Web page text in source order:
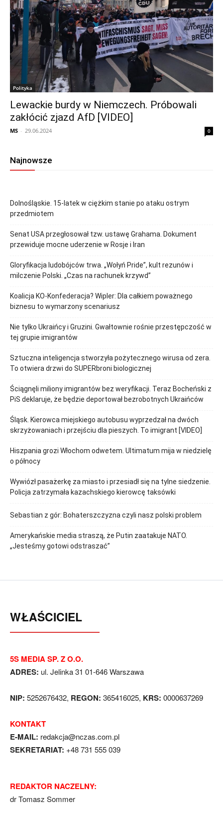
Polityka
Lewackie burdy w Niemczech. Próbowali
zakłócić zjazd AfD [VIDEO]
MS - 29.06.2024 0
Najnowsze
Dolnośląskie. 15-latek w ciężkim stanie po ataku ostrym
przedmiotem
Senat USA przegłosował tzw. ustawę Grahama. Dokument
przewiduje mocne uderzenie w Rosje i Iran
Gloryfikacja ludobójców trwa. „Wołyń Pride”, kult rezunów i
milczenie Polski. „Czas na rachunek krzywd”
Koalicja KO-Konfederacja? Wipler: Dla całkiem poważnego
biznesu to wymarzony scenariusz
Nie tylko Ukraińcy i Gruzini. Gwałtownie rośnie przestępczość w
tej grupie imigrantów
Sztuczna inteligencja stworzyła pożytecznego wirusa od zera.
To otwiera drzwi do SUPERbroni biologicznej
Ściągnęli miliony imigrantów bez weryfikacji. Teraz Bocheński z
PiS deklaruje, że będzie deportował bezrobotnych Ukraińców
Śląsk. Kierowca miejskiego autobusu wyprzedzał na dwóch
skrzyżowaniach i przejściu dla pieszych. To imigrant [VIDEO]
Hiszpania grozi Włochom odwetem. Ultimatum mija w niedzielę
o północy
Wywiózł pasażerkę za miasto i przesiadł się na tylne siedzenie.
Policja zatrzymała kazachskiego kierowcę taksówki
Sebastian z gór: Bohaterszczyzna czyli nasz polski problem
Amerykańskie media straszą, że Putin zaatakuje NATO.
„Jesteśmy gotowi odstraszać”
WŁAŚCICIEL
5S MEDIA SP. Z O.O.
ADRES: ul. Jelinka 31 01-646 Warszawa
NIP: 5252676432, REGON: 365416025, KRS: 0000637269
KONTAKT
E-MAIL: redakcja@nczas.com.pl
SEKRETARIAT: +48 731 555 039
REDAKTOR NACZELNY:
dr Tomasz Sommer